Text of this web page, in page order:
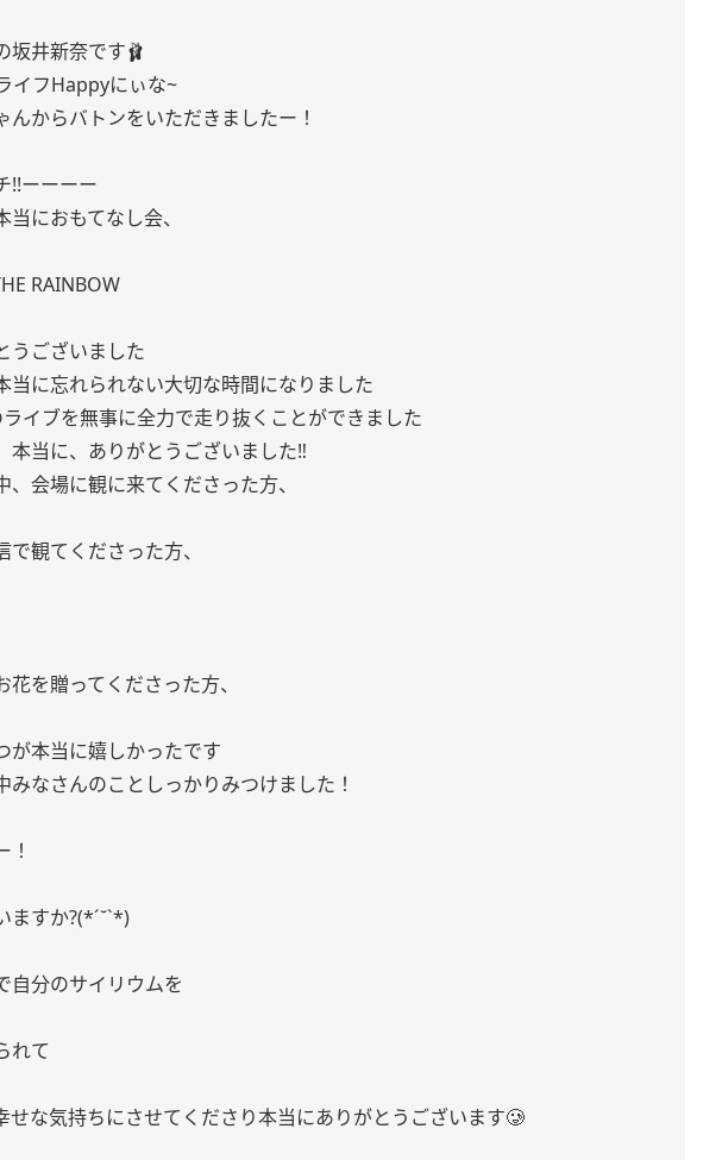
坂井新奈です🩰
イフHappyにぃな~
んからバトンをいただきましたー！
!!ーーーー
当におもてなし会、
RAINBOW
うございました
当に忘れられない大切な時間になりました
イブを無事に全力で走り抜くことができました
本当に、ありがとうございました‼︎
、会場に観に来てくださった方、
で観てくださった方、
花を贈ってくださった方、
が本当に嬉しかったです
みなさんのことしっかりみつけました！
！
ますか?(*´˘`*)
自分のサイリウムを
れて
せな気持ちにさせてくださり本当にありがとうございます🥲